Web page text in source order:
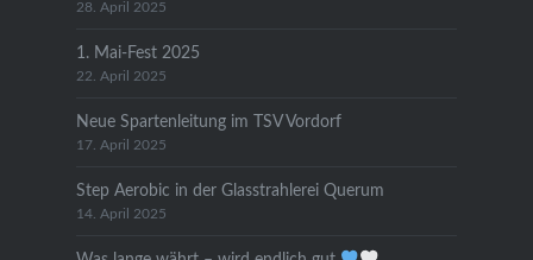
28. April 2025
1. Mai-Fest 2025
22. April 2025
Neue Spartenleitung im TSV Vordorf
17. April 2025
Step Aerobic in der Glasstrahlerei Querum
14. April 2025